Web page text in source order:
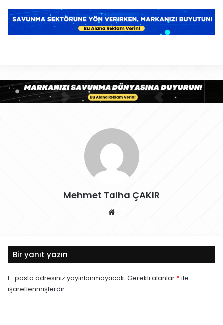
Mehmet Talha ÇAKIR
sit
esi
Bir yanıt yazın
E-posta adresiniz yayınlanmayacak. Gerekli alanlar * ile
işaretlenmişlerdir